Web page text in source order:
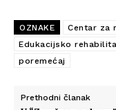
OZNAKE Centar za
Edukacijsko
poremećaj
Prethodni članak